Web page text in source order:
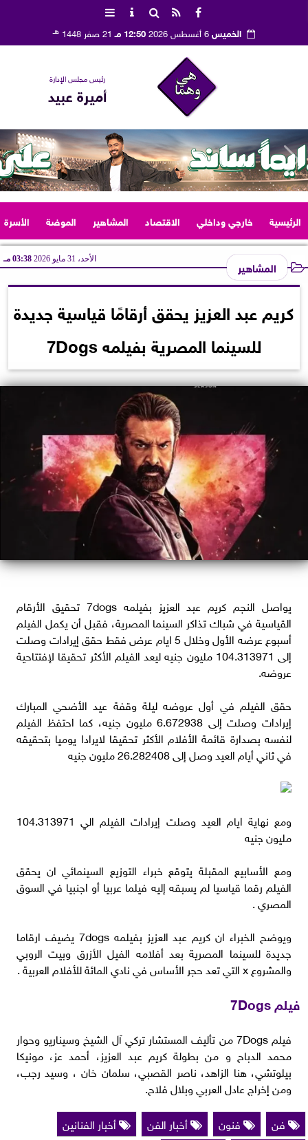
الخميس 12:50 مـ 21 صفر 1448 هـ
رئيس مجلس الإدارة
أميرة عبيد
الرئيسية خارجي وداخلي الاقتصاد المشاهير الموضة الأسرة
المشاهير الأحد، 31 مايو 2026 03:38 مـ
كريم عبد العزيز يحقق أرقامًا قياسية جديدة
للسينما المصرية بفيلمه 7Dogs
يواصل النجم كريم عبد العزيز بفيلمه 7dogs تحقيق الأرقام
القياسية في شباك تذاكر السينما المصرية، فقبل أن يكمل الفيلم
أسبوع عرضه الأول وخلال 5 ايام عرض فقط حقق إيرادات وصلت
إلى 104.313971 مليون جنيه ليعد الفيلم الأكثر تحقيقا لإفتتاحية
عروضه.
حقق الفيلم في أول عروضه ليلة وقفة عيد الأضحي المبارك
إيرادات وصلت إلى 6.672938 مليون جنيه، كما احتفظ الفيلم
لنفسه بصدارة قائمة الأفلام الأكثر تحقيقا لايرادا يوميا بتحقيقه
في ثاني أيام العيد وصل إلى 26.282408 مليون جنيه
ومع نهاية ايام العيد وصلت إيرادات الفيلم الي 104.313971
مليون جنيه
ومع الأسابيع المقبلة يتوقع خبراء التوزيع السينمائي ان يحقق
الفيلم رقما قياسيا لم يسبقه إليه فيلما عربيا أو اجنبيا في السوق
المصري .
ويوضح الخبراء ان كريم عبد العزيز بفيلمه 7dogs يضيف ارقاما
جديدة للسينما المصرية بعد أفلامه الفيل الأزرق وبيت الروبي
والمشروع x التي تعد حجر الأساس في نادي المائة للأفلام العربية .
فيلم 7Dogs
فيلم 7Dogs من تأليف المستشار تركي آل الشيخ وسيناريو وحوار
محمد الدباح و من بطولة كريم عبد العزيز، أحمد عز، مونيكا
بيلوتشي، هنا الزاهد، ناصر القصبي، سلمان خان ، وسيد رجب،
ومن إخراج عادل العربي وبلال فلاح.
فن
فنون أخبار الفن
أخبار الفنانين